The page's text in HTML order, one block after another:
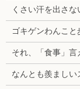
くさい汗を出さな
ゴキゲンわんこと
それ、「食事」言
なんとも羨ましい